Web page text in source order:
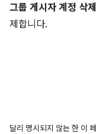
그룹 게시자 계정 삭제
제합니다.
달리 명시되지 않는 한 이